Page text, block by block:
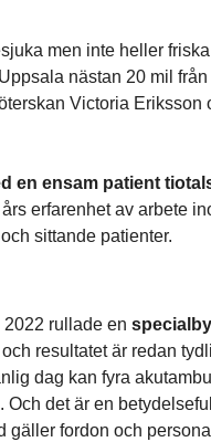
men inte heller
nästan 20 mil
Victoria
en ensam patient
erfarenhet av arbete
sittande patienter.
2022 rullade en
resultatet är redan
dag kan fyra
Och det är en
gäller fordon och